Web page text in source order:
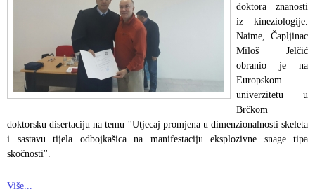
doktora znanosti
iz kineziologije.
Naime, Čapljinac
Miloš Jelčić
obranio je na
Europskom
univerzitetu u
Brčkom
doktorsku disertaciju na temu ''Utjecaj promjena u dimenzionalnosti skeleta
i sastavu tijela odbojkašica na manifestaciju eksplozivne snage tipa
skočnosti''.
Više...